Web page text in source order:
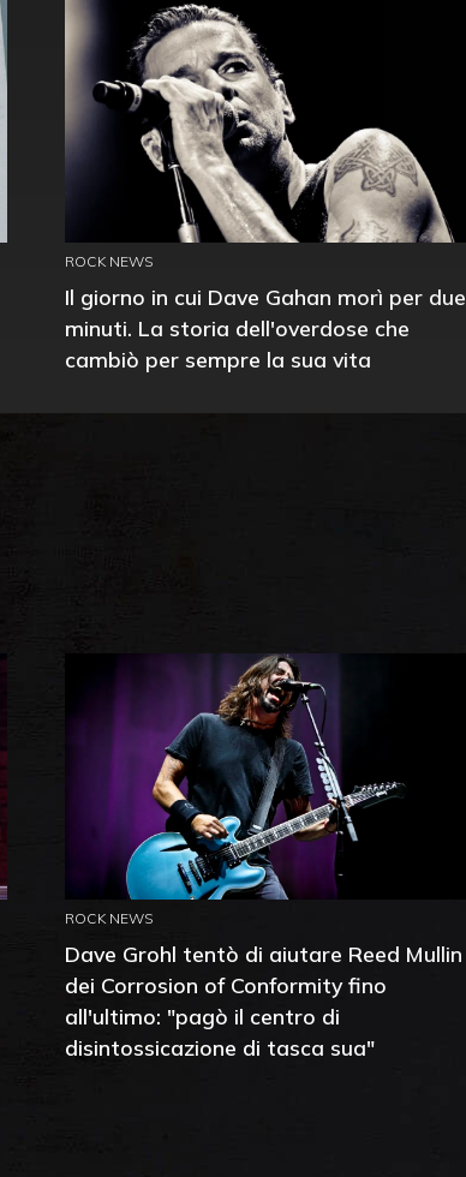
ROCK NEWS
Il giorno in cui Dave Gahan morì per due
minuti. La storia dell'overdose che
cambiò per sempre la sua vita
ROCK NEWS
Dave Grohl tentò di aiutare Reed Mullin
dei Corrosion of Conformity fino
all'ultimo: "pagò il centro di
disintossicazione di tasca sua"